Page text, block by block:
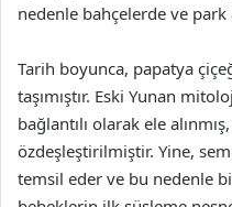
nedenle bahçelerde ve park
Tarih boyunca, papatya
taşımıştır. Eski Yunan
bağlantılı olarak ele
özdeşleştirilmiştir. Yine,
temsil eder ve bu nedenle